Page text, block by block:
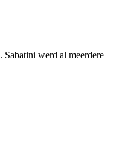
Sabatini werd al meerdere